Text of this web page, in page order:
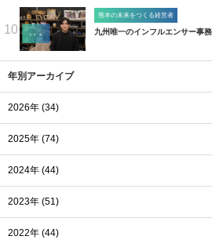
10
熊本の未来をつくる経営者
九州唯一のインフルエンサー事
年別アーカイブ
2026年 (34)
2025年 (74)
2024年 (44)
2023年 (51)
2022年 (44)